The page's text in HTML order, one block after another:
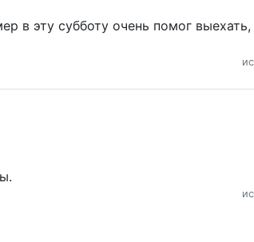
в эту субботу очень помог выехать,